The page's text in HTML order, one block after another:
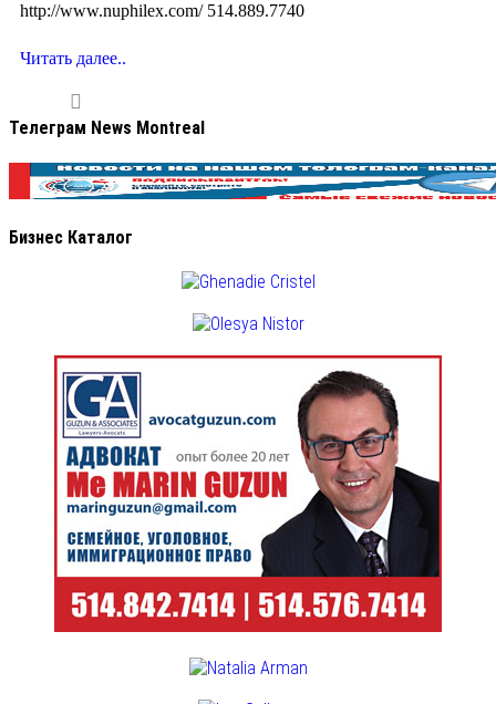
http://www.nuphilex.com/ 514.889.7740
Читать далее..
Телеграм News Montreal
Бизнес Каталог